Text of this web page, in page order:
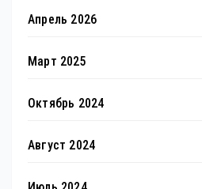
Апрель 2026
Март 2025
Октябрь 2024
Август 2024